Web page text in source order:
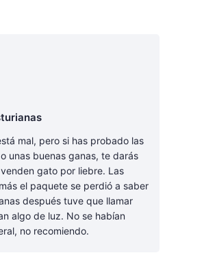
mal, pero si has probado las
unas buenas ganas, te darás
gato por liebre. Las
el paquete se perdió a saber
después tuve que llamar
algo de luz. No se habían
no recomiendo.